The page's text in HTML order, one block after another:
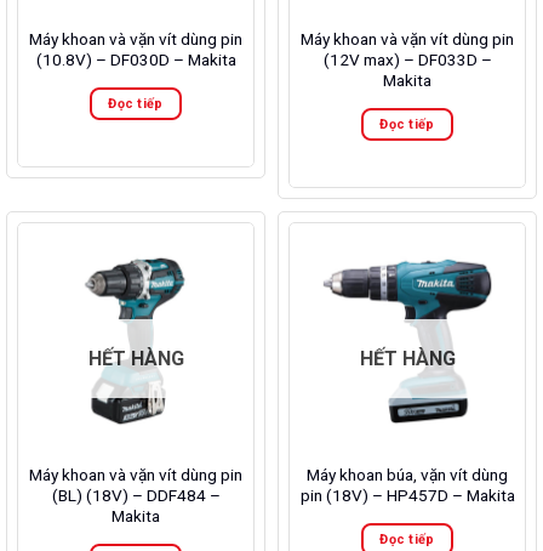
Máy khoan và vặn vít dùng pin
(10.8V) – DF030D – Makita
Đọc tiếp
Máy khoan và vặn vít dùng pin
(12V max) – DF033D –
Makita
Đọc tiếp
HẾT HÀNG
Máy khoan và vặn vít dùng pin
(BL) (18V) – DDF484 –
Makita
HẾT HÀNG
Máy khoan búa, vặn vít dùng
pin (18V) – HP457D – Makita
Đọc tiếp